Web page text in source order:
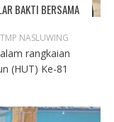
BAKTI BERSAMA
TMP NASLUWING
rangkaian
(HUT) Ke-81